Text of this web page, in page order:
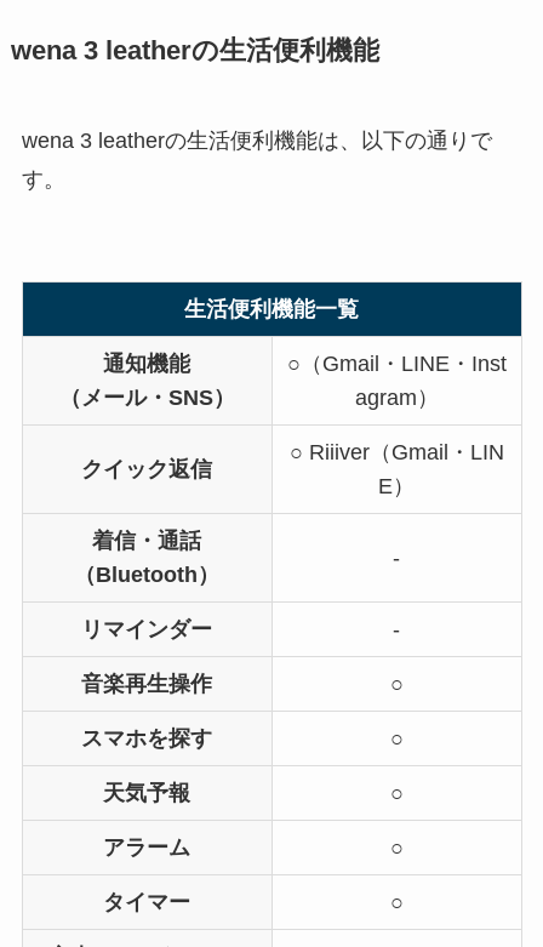
wena 3 leatherの生活便利機能
wena 3 leatherの生活便利機能は、以下の通りで
す。
生活便利機能一覧
通知機能
（メール・SNS）
○（Gmail・LINE・Inst
agram）
クイック返信
○ Riiiver（Gmail・LIN
E）
着信・通話
（Bluetooth）
-
リマインダー -
音楽再生操作 ○
スマホを探す ○
天気予報 ○
アラーム ○
タイマー ○